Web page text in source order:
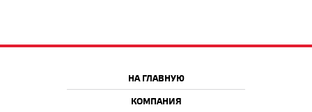
НА ГЛАВНУЮ
КОМПАНИЯ